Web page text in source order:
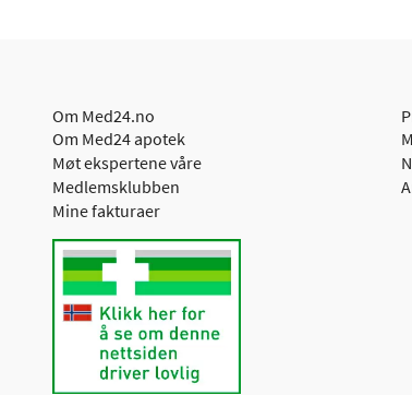
Om Med24.no
Om Med24 apotek
Møt ekspertene våre
Medlemsklubben
Mine fakturaer